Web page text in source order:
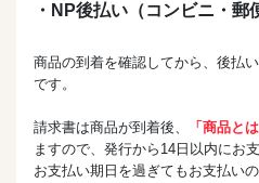
・NP後払い（コンビニ・郵
商品の到着を確認してから、後払
です。
請求書は商品が到着後、 「商品と
ますので、発行から14日以内にお
お支払い期日を過ぎてもお支払い